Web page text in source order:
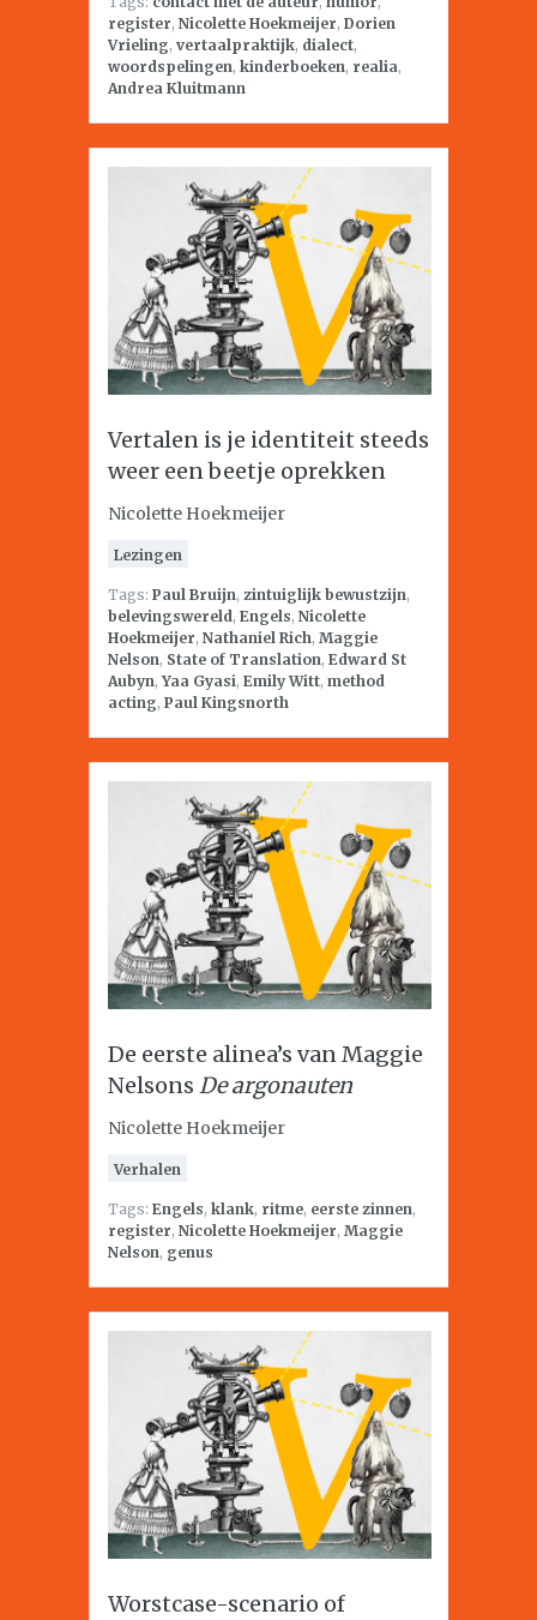
register, Nicolette Hoekmeijer, Dorien
Vrieling, vertaalpraktijk, dialect,
woordspelingen, kinderboeken, realia,
Andrea Kluitmann
Vertalen is je identiteit steeds
weer een beetje oprekken
Nicolette Hoekmeijer
Lezingen
Tags: Paul Bruijn, zintuiglijk bewustzijn,
belevingswereld, Engels, Nicolette
Hoekmeijer, Nathaniel Rich, Maggie
Nelson, State of Translation, Edward St
Aubyn,Yaa Gyasi, Emily Witt, method
acting, Paul Kingsnorth
De eerste alinea’s van Maggie
Nelsons De argonauten
Nicolette Hoekmeijer
Verhalen
Tags: Engels, klank, ritme, eerste zinnen,
register, Nicolette Hoekmeijer, Maggie
Nelson, genus
Worstcase-scenario of